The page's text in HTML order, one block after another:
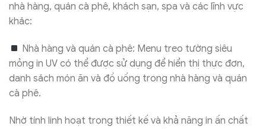
nhà hàng, quán cà phê, khách sạn, spa và các lĩnh vực
khác:
Nhà hàng và quán cà phê: Menu treo tường siêu
mỏng in UV có thể được sử dụng để hiển thị thực đơn,
danh sách món ăn và đồ uống trong nhà hàng và quán
cà phê.
Nhờ tính linh hoạt trong thiết kế và khả năng in ấn chất